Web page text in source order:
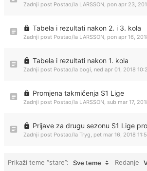
Zadnji post Postao/la LARSSON, pon apr 23,
Tabela i rezultati nakon 2. i 3. kola
Zadnji post Postao/la LARSSON, pon apr 16,
Tabela i rezultati nakon 1. kola
Zadnji post Postao/la bogi, ned apr 01, 2018
Promjena takmičenja S1 Lige
Zadnji post Postao/la LARSSON, sub mar 17,
Prijave za drugu sezonu S1 Lige
Zadnji post Postao/la Tryg, pet mar 16, 2018
Prikaži teme “stare”: Sve teme Redanje